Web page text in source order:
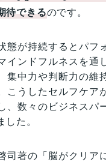
待できるのです。
態が持続するとパフ
インドフルネスを通
集中力や判断力の維
こうしたセルフケア
、数々のビジネスパ
した。
司著の「脳がクリア